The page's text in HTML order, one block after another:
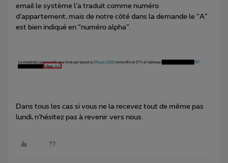
email le système l’a traduit comme numéro
d’appartement, mais de notre côté dans la demande le “A”
est bien indiqué en “numéro alpha”.
Dans tous les cas si vous ne la recevez tout de même pas
lundi, n’hésitez pas à revenir vers nous.